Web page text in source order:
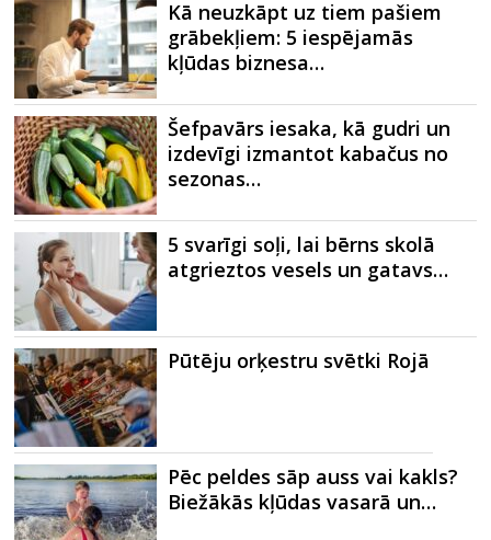
Kā neuzkāpt uz tiem pašiem
grābekļiem: 5 iespējamās
kļūdas biznesa…
Šefpavārs iesaka, kā gudri un
izdevīgi izmantot kabačus no
sezonas…
5 svarīgi soļi, lai bērns skolā
atgrieztos vesels un gatavs…
Pūtēju orķestru svētki Rojā
Pēc peldes sāp auss vai kakls?
Biežākās kļūdas vasarā un…